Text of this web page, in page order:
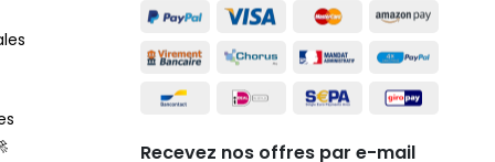
Recevez nos offres par e-mail